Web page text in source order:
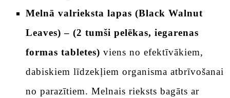
Melnā valrieksta lapas (Black Walnut
Leaves) – (2 tumši pelēkas, iegarenas
formas tabletes) viens no efektīvākiem,
dabiskiem līdzekļiem organisma atbrīvošanai
no parazītiem. Melnais rieksts bagāts ar